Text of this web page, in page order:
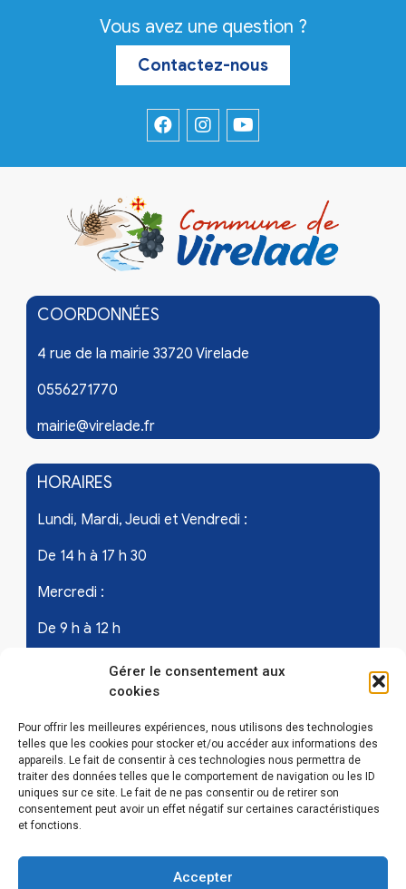
Gérer le consentement aux
cookies
Pour offrir les meilleures expériences, nous utilisons des technologies
telles que les cookies pour stocker et/ou accéder aux informations des
appareils. Le fait de consentir à ces technologies nous permettra de
traiter des données telles que le comportement de navigation ou les ID
uniques sur ce site. Le fait de ne pas consentir ou de retirer son
consentement peut avoir un effet négatif sur certaines caractéristiques
et fonctions.
Accepter
Vous avez une question ?
Contactez-nous
COORDONNÉES
4 rue de la mairie 33720 Virelade
0556271770
mairie@virelade.fr
HORAIRES
Lundi, Mardi, Jeudi et Vendredi :
De 14 h à 17 h 30
Mercredi :
De 9 h à 12 h
Samedi - les 1er et 3ème de chaque mois :
De 9 h à 12 h
LIENS UTILES
Mentions légales
Politique de confidentialité